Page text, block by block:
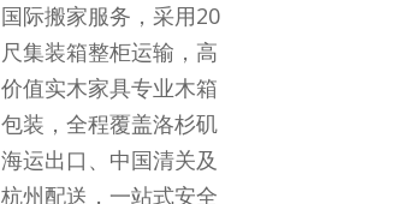
国际搬家服务，采用20
尺集装箱整柜运输，高
价值实木家具专业木箱
包装，全程覆盖洛杉矶
海运出口、中国清关及
杭州配送，一站式安全